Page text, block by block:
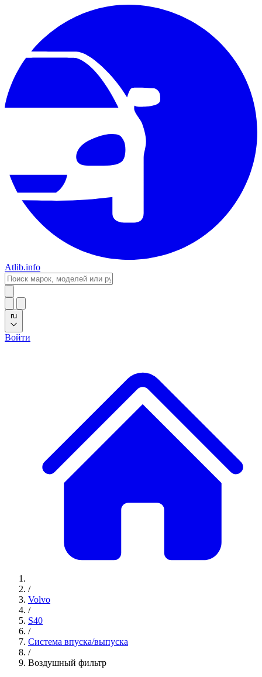
Atlib.info
ru
Войти
/
Volvo
/
S40
/
Система впуска/выпуска
/
Воздушный фильтр